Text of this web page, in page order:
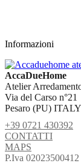
Informazioni
AccaDueHome
Atelier
Via del Carso n°21
Pesaro (PU) ITALY
+39 0721 430392
CONTATTI
MAPS
P.Iva 02023500412